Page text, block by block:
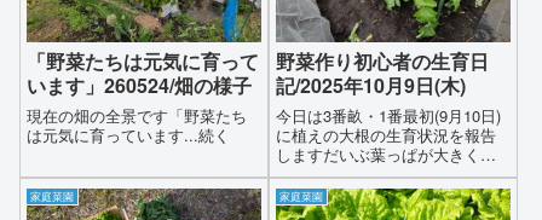
「野菜たちは元気に育って
います」260524/畑の様子
現在の畑の全景です「野菜たち
は元気に育っています...続く
野菜作り初心者の生育日
記/2025年10月9日(木)
今日は3番畝・1番最初(9月10日)
に植えの大根の生育状況を報告
しますだいぶ葉っぱが大きくな
ってきて防虫ネットいっぱいに
なってきたので防虫ネットを取
り外すことにしました虫に食べ
家庭菜園 家庭菜園